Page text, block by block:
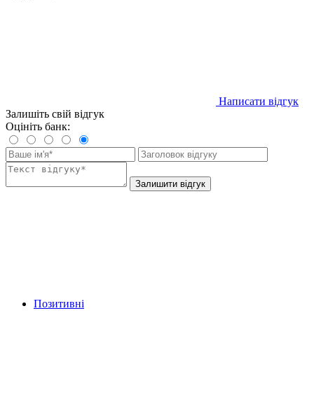
Написати відгук
Залишіть свій відгук
Оцініть банк:
Залишити відгук
Позитивні